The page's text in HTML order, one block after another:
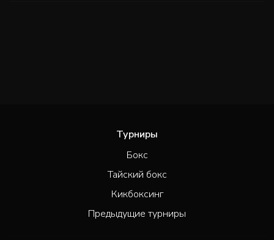
Турниры
Бокс
Тайский бокс
Кикбоксинг
Предыдущие турниры